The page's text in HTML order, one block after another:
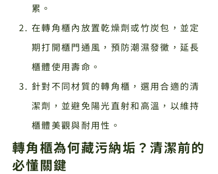
累。
在轉角櫃內放置乾燥劑或竹炭包，並定
期打開櫃門通風，預防潮濕發黴，延長
櫃體使用壽命。
針對不同材質的轉角櫃，選用合適的清
潔劑，並避免陽光直射和高溫，以維持
櫃體美觀與耐用性。
轉角櫃為何藏污納垢？清潔前的
必懂關鍵